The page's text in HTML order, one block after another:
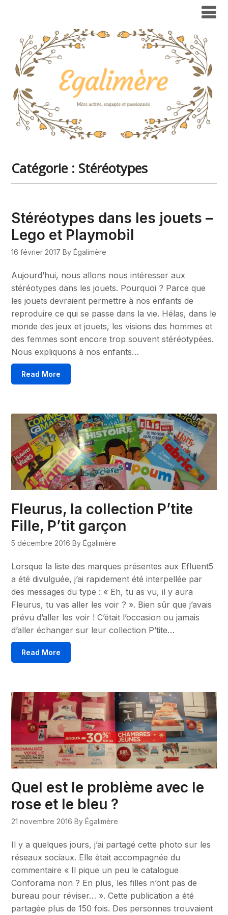
Catégorie : Stéréotypes
Stéréotypes dans les jouets –
Lego et Playmobil
16 février 2017 By Égalimère
Aujourd’hui, nous allons nous intéresser aux
stéréotypes dans les jouets. Pourquoi ? Parce que
les jouets devraient permettre à nos enfants de
reproduire ce qui se passe dans la vie. Hélas, dans le
monde des jeux et jouets, les visions des hommes et
des femmes sont encore trop souvent stéréotypées.
Nous expliquons à nos enfants…
Read More
Fleurus, la collection P’tite
Fille, P’tit garçon
5 décembre 2016 By Égalimère
Lorsque la liste des marques présentes aux Efluent5
a été divulguée, j’ai rapidement été interpellée par
des messages du type : « Eh, tu as vu, il y aura
Fleurus, tu vas aller les voir ? ». Bien sûr que j’avais
prévu d’aller les voir ! C’était l’occasion ou jamais
d’aller échanger sur leur collection P’tite…
Read More
Quel est le problème avec le
rose et le bleu ?
21 novembre 2016 By Égalimère
Il y a quelques jours, j’ai partagé cette photo sur les
réseaux sociaux. Elle était accompagnée du
commentaire « Il pique un peu le catalogue
Conforama non ? En plus, les filles n’ont pas de
bureau pour réviser… ». Cette publication a été
partagée plus de 150 fois. Des personnes trouvaient